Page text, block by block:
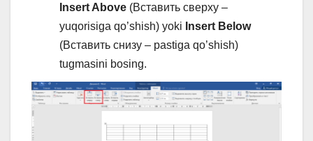
Insert Above (Вставить сверху –
yuqorisiga qo’shish) yoki Insert Below
(Вставить снизу – pastiga qo’shish)
tugmasini bosing.